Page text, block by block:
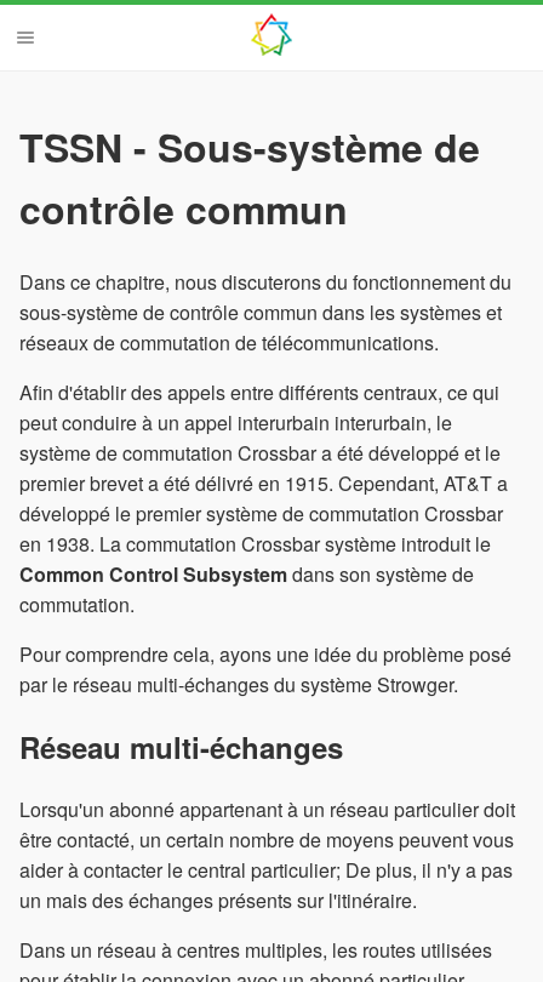
TSSN - Sous-système de
contrôle commun
Dans ce chapitre, nous discuterons du fonctionnement du
sous-système de contrôle commun dans les systèmes et
réseaux de commutation de télécommunications.
Afin d'établir des appels entre différents centraux, ce qui
peut conduire à un appel interurbain interurbain, le
système de commutation Crossbar a été développé et le
premier brevet a été délivré en 1915. Cependant, AT&T a
développé le premier système de commutation Crossbar
en 1938. La commutation Crossbar système introduit le
Common Control Subsystemdans son système de
commutation.
Pour comprendre cela, ayons une idée du problème posé
par le réseau multi-échanges du système Strowger.
Réseau multi-échanges
Lorsqu'un abonné appartenant à un réseau particulier doit
être contacté, un certain nombre de moyens peuvent vous
aider à contacter le central particulier; De plus, il n'y a pas
un mais des échanges présents sur l'itinéraire.
Dans un réseau à centres multiples, les routes utilisées